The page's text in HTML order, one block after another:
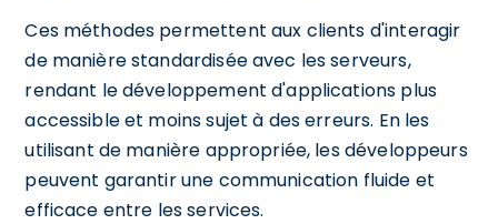
Ces méthodes permettent aux clients d'interagir
de manière standardisée avec les serveurs,
rendant le développement d'applications plus
accessible et moins sujet à des erreurs. En les
utilisant de manière appropriée, les développeurs
peuvent garantir une communication fluide et
efficace entre les services.